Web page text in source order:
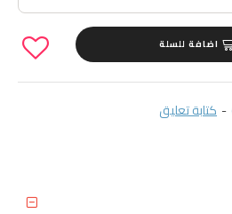
- كتابة تعليق
اضافة للسلة